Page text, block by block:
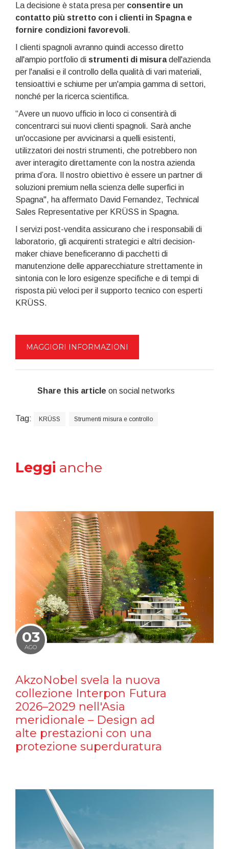
La decisione è stata presa per consentire un
contatto più stretto con i clienti in Spagna e
fornire condizioni favorevoli.
I clienti spagnoli avranno quindi accesso diretto
all'ampio portfolio di strumenti di misuradell'azienda
per l'analisi e il controllo della qualità di vari materiali,
tensioattivi e schiume per un'ampia gamma di settori,
nonché per la ricerca scientifica.
“Avere un nuovo ufficio in loco ci consentirà di
concentrarci sui nuovi clienti spagnoli. Sarà anche
un'occasione per avvicinarsi a quelli esistenti,
utilizzatori dei nostri strumenti, che potrebbero non
aver interagito direttamente con la nostra azienda
prima d’ora. Il nostro obiettivo è essere un partner di
soluzioni premium nella scienza delle superfici in
Spagna", ha affermato David Fernandez, Technical
Sales Representative per KRÜSS in Spagna.
I servizi post-vendita assicurano che i responsabili di
laboratorio, gli acquirenti strategici e altri decision-
maker chiave beneficeranno di pacchetti di
manutenzione delle apparecchiature strettamente in
sintonia con le loro esigenze specifiche e di tempi di
risposta più veloci per il supporto tecnico con esperti
KRÜSS.
MAGGIORI INFORMAZIONI
Share this article on social networks
Tag: KRÜSS Strumenti misura e controllo
Leggi anche
03
AGO
AkzoNobel svela la nuova
collezione Interpon Futura
2026–2029 nell'Asia
meridionale – Design ad
alte prestazioni con una
protezione superduratura